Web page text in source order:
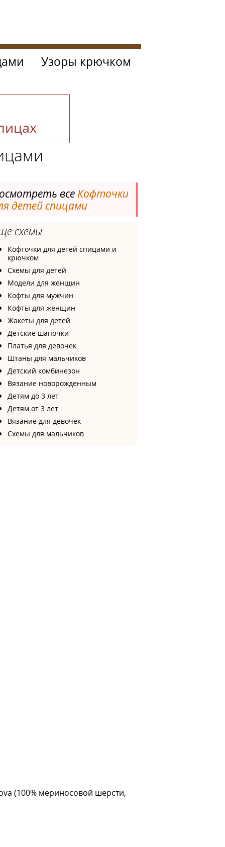
все Кофточки
детей спицами
схемы
Кофточки для детей спицами и
крючком
Схемы для детей
Модели для женщин
Кофты для мужчин
Кофты для женщин
Жакеты для детей
Детские шапочки
Платья для девочек
Штаны для мальчиков
Детский комбинезон
Вязание новорожденным
Детям до 3 лет
Детям от 3 лет
Вязание для девочек
Схемы для мальчиков
(100% мериносовой шерсти,
Узоры крючком